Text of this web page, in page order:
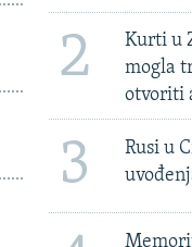
2
Kurti u
mogla
otvoriti
3
Rusi u